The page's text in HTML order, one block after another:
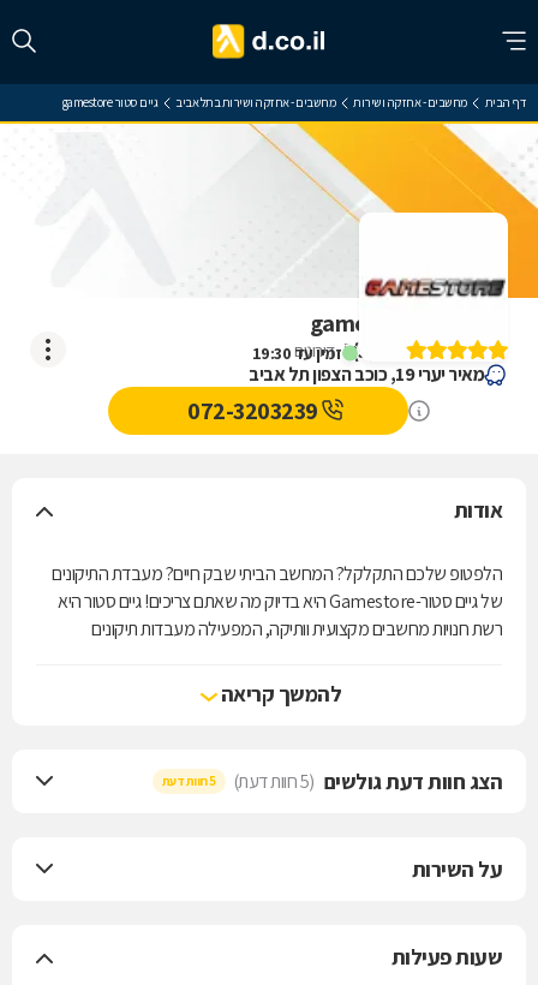
דף הבית מחשבים - אחזקה ושירות מחשבים - אחזקה ושירות בתל אביב גיים סטור gamestore
זמין עד 19:30 5
)
5דירוגים
מאיר יערי 19, כוכב הצפון תל אביב
072-3203239
אודות
הלפטופ שלכם התקלקל? המחשב הביתי שבק חיים? מעבדת התיקונים
של גיים סטור-Gamestore היא בדיוק מה שאתם צריכים! גיים סטור היא
רשת חנויות מחשבים מקצועית וותיקה, המפעילה מעבדות תיקונים
מחשבים ניידים ומחשבים נייחים מכל הסוגים והדגמים, ומאוישות על-ידי
צוות טכנאים מנוסה המטפל במהירות וביסודיות בכל תקלה. כמו כן, תוכלו
להמשך קריאה
הצג חוות דעת גולשים (5 חוות דעת) 5 חוות דעת
על השירות
שעות פעילות